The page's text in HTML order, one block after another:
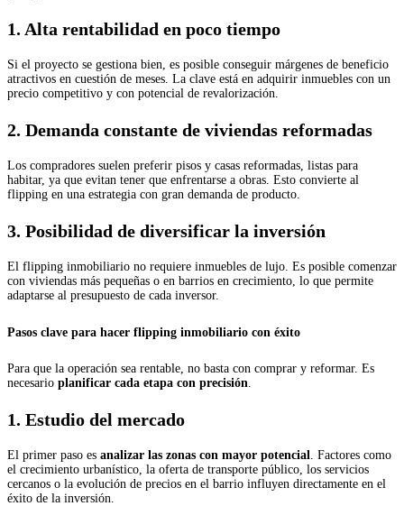
1. Alta rentabilidad en poco tiempo
Si el proyecto se gestiona bien, es posible conseguir márgenes de beneficio
atractivos en cuestión de meses. La clave está en adquirir inmuebles con un
precio competitivo y con potencial de revalorización.
2. Demanda constante de viviendas reformadas
Los compradores suelen preferir pisos y casas reformadas, listas para
habitar, ya que evitan tener que enfrentarse a obras. Esto convierte al
flipping en una estrategia con gran demanda de producto.
3. Posibilidad de diversificar la inversión
El flipping inmobiliario no requiere inmuebles de lujo. Es posible comenzar
con viviendas más pequeñas o en barrios en crecimiento, lo que permite
adaptarse al presupuesto de cada inversor.
Pasos clave para hacer flipping inmobiliario con éxito
Para que la operación sea rentable, no basta con comprar y reformar. Es
necesario planificar cada etapa con precisión
1. Estudio del mercado
El primer paso es analizar las zonas con mayor potencial
. Factores como
el crecimiento urbanístico, la oferta de transporte público, los servicios
cercanos o la evolución de precios en el barrio influyen directamente en el
éxito de la inversión.